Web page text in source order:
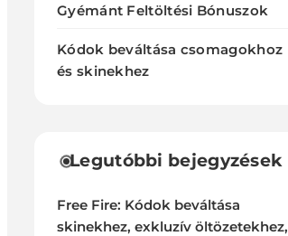
Gyémánt Feltöltési Bónuszok
Kódok beváltása csomagokhoz
és skinekhez
Legutóbbi bejegyzések
Free Fire: Kódok beváltása
skinekhez, exkluzív öltözetekhez,